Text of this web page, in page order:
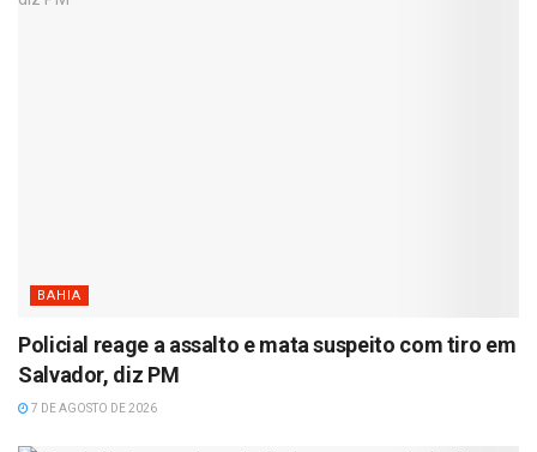
BAHIA
Policial reage a assalto e mata suspeito com tiro em
Salvador, diz PM
7 DE AGOSTO DE 2026